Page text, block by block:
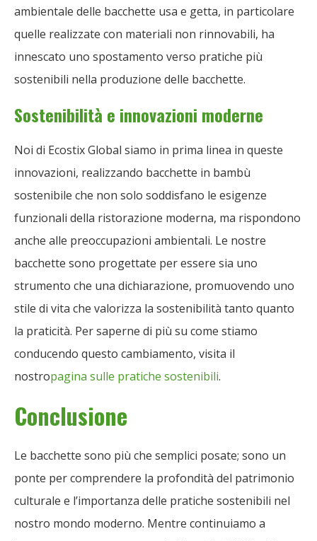
ambientale delle bacchette usa e getta, in particolare
quelle realizzate con materiali non rinnovabili, ha
innescato uno spostamento verso pratiche più
sostenibili nella produzione delle bacchette.
Sostenibilità e innovazioni moderne
Noi di Ecostix Global siamo in prima linea in queste
innovazioni, realizzando bacchette in bambù
sostenibile che non solo soddisfano le esigenze
funzionali della ristorazione moderna, ma rispondono
anche alle preoccupazioni ambientali. Le nostre
bacchette sono progettate per essere sia uno
strumento che una dichiarazione, promuovendo uno
stile di vita che valorizza la sostenibilità tanto quanto
la praticità. Per saperne di più su come stiamo
conducendo questo cambiamento, visita il
nostropagina sulle pratiche sostenibili.
Conclusione
Le bacchette sono più che semplici posate; sono un
ponte per comprendere la profondità del patrimonio
culturale e l’importanza delle pratiche sostenibili nel
nostro mondo moderno. Mentre continuiamo a